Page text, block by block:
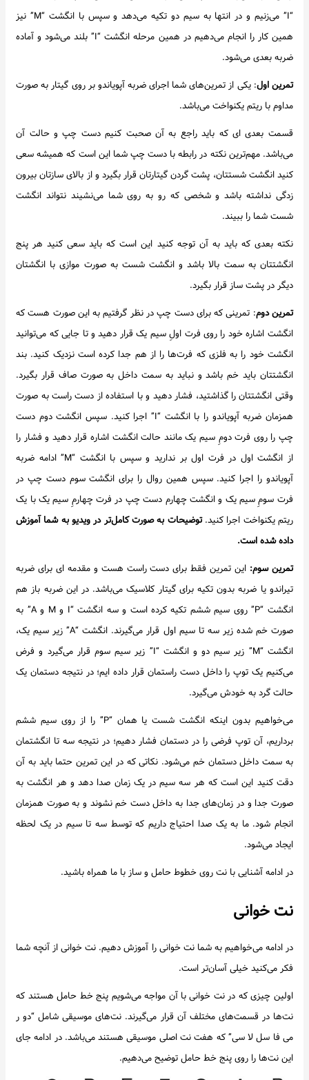
“I” می‌زنیم و در انتها به سیم دو تکیه می‌دهد و سپس با انگشت “M” نیز
همین کار را انجام می‌دهیم در همین مرحله انگشت “I” بلند می‌شود و آماده
ضربه بعدی می‌شود.
تمرین اول: یکی از تمرین‌های شما اجرای ضربه آپویاندو بر روی گیتار به صورت
مداوم با ریتم یکنواخت می‌باشد.
قسمت بعدی ای که باید راجع به آن صحبت کنیم دست چپ و حالت آن
می‌باشد. مهم‌ترین نکته در رابطه با دست چپ شما این است که همیشه سعی
کنید انگشت شستتان، پشت گردن گیتارتان قرار بگیرد و از بالای سازتان بیرون
زدگی نداشته باشد و شخصی که رو به روی شما می‌نشیند نتواند انگشت
شست شما را ببیند.
نکته بعدی که باید به آن توجه کنید این است که باید سعی کنید هر پنج
انگشتتان به سمت بالا باشد و انگشت شست به صورت موازی با انگشتان
دیگر در پشت ساز قرار بگیرد.
تمرین دوم: تمرینی که برای دست چپ در نظر گرفتیم به این صورت هست که
انگشت اشاره خود را روی فرت اولِ سیم یک قرار دهید و تا جایی که می‌توانید
انگشت خود را به فلزی که فرت‌ها را از هم جدا کرده است نزدیک کنید. بند
انگشتتان باید خم باشد و نباید به سمت داخل به صورت صاف قرار بگیرد.
وقتی انگشتتان را گذاشتید، فشار دهید و با استفاده از دست راست به صورت
همزمان ضربه آپویاندو را با انگشت “I” اجرا کنید. سپس انگشت دوم دست
چپ را روی فرت دومِ سیم یک مانند حالت انگشت اشاره قرار دهید و فشار را
از انگشت اول در فرت اول بر ندارید و سپس با انگشت “M” ادامه ضربه
آپویاندو را اجرا کنید. سپس همین روال را برای انگشت سوم دست چپ در
فرت سومِ سیم یک و انگشت چهارم دست چپ در فرت چهارمِ سیم یک با یک
ریتم یکنواخت اجرا کنید.توضیحات به صورت کامل‌تر در ویدیو به شما آموزش
داده شده است.
تمرین سوم: این تمرین فقط برای دست راست هست و مقدمه ای برای ضربه
تیراندو یا ضربه بدون تکیه برای گیتار کلاسیک می‌باشد. در این ضربه باز هم
انگشت “P” روی سیم ششم تکیه کرده است و سه انگشت “I و M و A” به
صورت خم شده زیر سه تا سیم اول قرار می‌گیرند. انگشت “A” زیر سیم یک،
انگشت “M” زیر سیم دو و انگشت “I” زیر سیم سوم قرار می‌گیرد و فرض
می‌کنیم یک توپ را داخل دست راستمان قرار داده ایم؛ در نتیجه دستمان یک
حالت گرد به خودش می‌گیرد.
می‌خواهیم بدون اینکه انگشت شست یا همان “P” را از روی سیم ششم
برداریم، آن توپ فرضی را در دستمان فشار دهیم؛ در نتیجه سه تا انگشتمان
به سمت داخل دستمان خم می‌شود. نکاتی که در این تمرین حتما باید به آن
دقت کنید این است که هر سه سیم در یک زمان صدا دهد و هر انگشت به
صورت جدا و در زمان‌های جدا به داخل دست خم نشوند و به صورت همزمان
انجام شود. ما به یک صدا احتیاج داریم که توسط سه تا سیم در یک لحظه
ایجاد می‌شود.
در ادامه آشنایی با نت روی خطوط حامل و ساز با ما همراه باشید.
نت خوانی
در ادامه می‌خواهیم به شما نت خوانی را آموزش دهیم. نت خوانی از آنچه شما
فکر می‌کنید خیلی آسان‌تر است.
اولین چیزی که در نت خوانی با آن مواجه می‌شویم پنج خط حامل هستند که
نت‌ها در قسمت‌های مختلف آن قرار می‌گیرند. نت‌های موسیقی شامل “دو ر
می فا سل لا سی” که هفت نت اصلی موسیقی هستند می‌باشد. در ادامه جای
این نت‌ها را روی پنج خط حامل توضیح می‌دهیم.